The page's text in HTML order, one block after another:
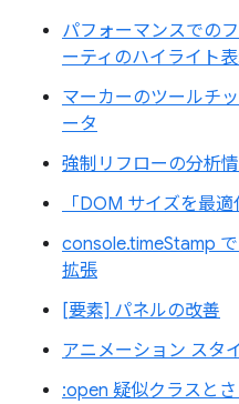
パフォーマンスでの
ーティのハイライト
マーカーのツールチ
ータ
強制リフローの分析
「DOM サイズを最
console.timeStamp
拡張
[要素] パネルの改善
アニメーション スタ
:open 疑似クラスと